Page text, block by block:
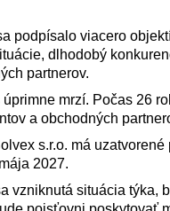
podpísalo viacero
dlhodobý
partnerov.
mrzí. Počas 26
a obchodných
s.r.o. má
2027.
vzniknutá situácia týka,